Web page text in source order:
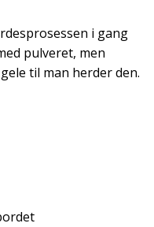
i gang
pulveret, men
til man herder den.